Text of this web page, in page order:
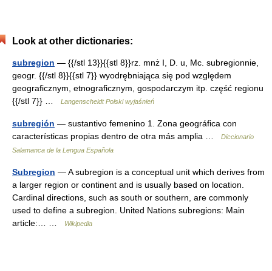
Look at other dictionaries:
subregion — {{/stl 13}}{{stl 8}}rz. mnż I, D. u, Mc. subregionnie,
geogr. {{/stl 8}}{{stl 7}} wyodrębniająca się pod względem
geograficznym, etnograficznym, gospodarczym itp. część regionu
{{/stl 7}} …
Langenscheidt Polski wyjaśnień
subregión — sustantivo femenino 1. Zona geográfica con
características propias dentro de otra más amplia …
Diccionario
Salamanca de la Lengua Española
Subregion — A subregion is a conceptual unit which derives from
a larger region or continent and is usually based on location.
Cardinal directions, such as south or southern, are commonly
used to define a subregion. United Nations subregions: Main
article:… …
Wikipedia